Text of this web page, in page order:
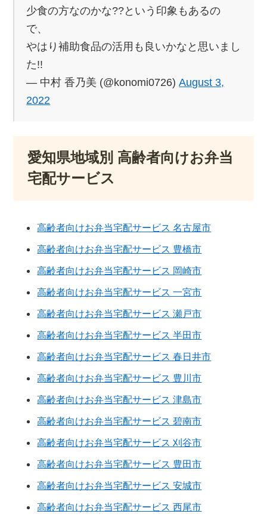
少食の方なのかな??という印象もあるの
で、
やはり補助食品の活用も良いかなと思いまし
た!!
— 中村 香乃美 (@konomi0726)August 3,
2022
愛知県地域別 高齢者向けお弁当
宅配サービス
高齢者向けお弁当宅配サービス 名古屋市
高齢者向けお弁当宅配サービス 豊橋市
高齢者向けお弁当宅配サービス 岡崎市
高齢者向けお弁当宅配サービス 一宮市
高齢者向けお弁当宅配サービス 瀬戸市
高齢者向けお弁当宅配サービス 半田市
高齢者向けお弁当宅配サービス 春日井市
高齢者向けお弁当宅配サービス 豊川市
高齢者向けお弁当宅配サービス 津島市
高齢者向けお弁当宅配サービス 碧南市
高齢者向けお弁当宅配サービス 刈谷市
高齢者向けお弁当宅配サービス 豊田市
高齢者向けお弁当宅配サービス 安城市
高齢者向けお弁当宅配サービス 西尾市